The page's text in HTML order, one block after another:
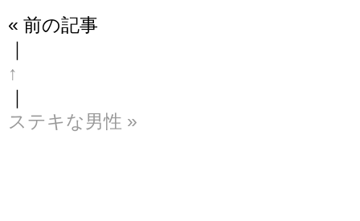
« 前の記事
｜
↑
｜
ステキな男性 »